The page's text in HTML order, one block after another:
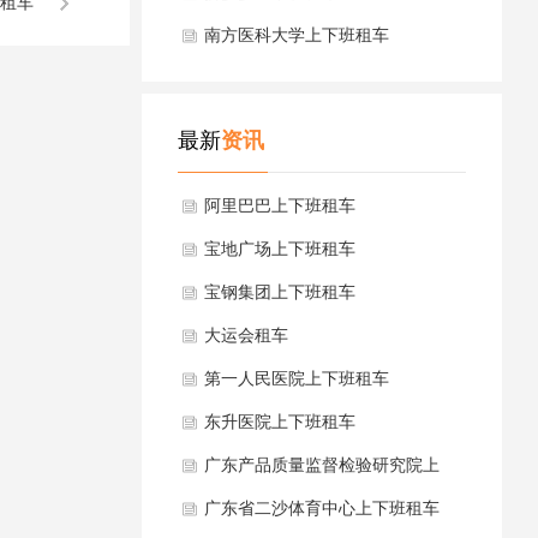
南方医科大学上下班租车
最新资讯
阿里巴巴上下班租车
宝地广场上下班租车
宝钢集团上下班租车
大运会租车
第一人民医院上下班租车
东升医院上下班租车
广东产品质量监督检验研究院上
下班租车
广东省二沙体育中心上下班租车